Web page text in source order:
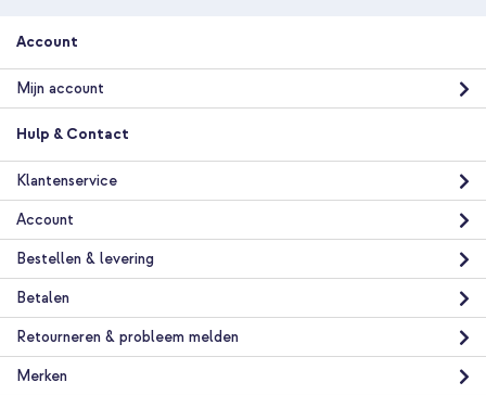
Account
Mijn account
Hulp & Contact
Klantenservice
Account
Bestellen & levering
Betalen
Retourneren & probleem melden
Merken